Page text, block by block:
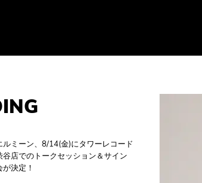
ルミーン、8/14(金)にタワーレコード
谷店でのトークセッション＆サイン
が決定！